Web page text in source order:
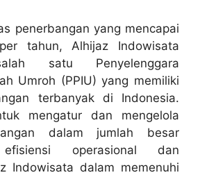
penerbangan yang mencapai
tahun, Alhijaz Indowisata
satu Penyelenggara
Umroh (PPIU) yang memiliki
terbanyak di Indonesia.
mengatur dan mengelola
dalam jumlah besar
efisiensi operasional dan
Indowisata dalam memenuhi